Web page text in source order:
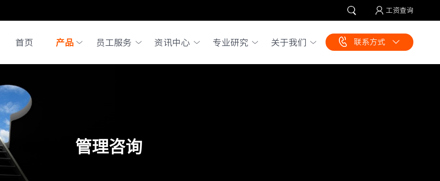
工资查询
首页 产品 员工服务 资讯中心 专业研究 关于我们 联系方式
管理咨询